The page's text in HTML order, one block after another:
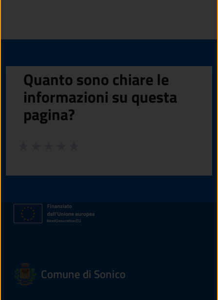
Quanto sono chiare le
informazioni su questa
pagina?
Comune di Sonico